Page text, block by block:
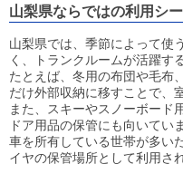
山梨県ならではの利用シ
山梨県では、季節によって使
く、トランクルームが活躍す
たとえば、冬用の布団や毛布
だけ外部収納に移すことで、
また、スキーやスノーボード
ドア用品の保管にも向いてい
車を所有している世帯が多い
イヤの保管場所として利用さ